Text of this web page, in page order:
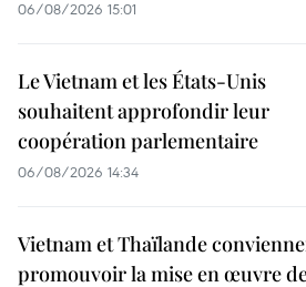
06/08/2026 15:01
Le Vietnam et les États-Unis
souhaitent approfondir leur
coopération parlementaire
06/08/2026 14:34
Vietnam et Thaïlande
promouvoir la mise en œuvre